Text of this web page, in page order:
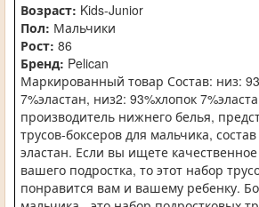
Возраст: Kids-Junior
Пол: Мальчики
Рост: 86
Бренд: Pelican
Маркированный товар Состав: низ:
7%эластан, низ2: 93%хлопок
производитель нижнего белья,
трусов-боксеров для мальчика,
эластан. Если вы ищете
вашего подростка, то этот набор
понравится вам и вашему ребенку.